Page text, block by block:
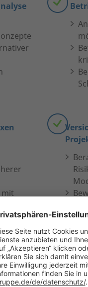
mit
bei
bis